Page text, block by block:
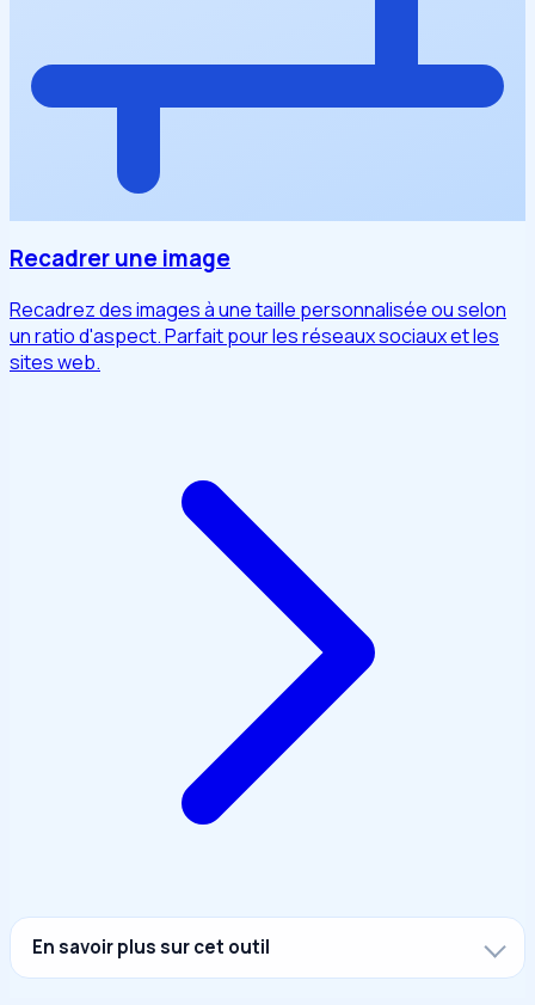
Recadrer une image
Recadrez des images à une taille personnalisée ou selon
un ratio d'aspect. Parfait pour les réseaux sociaux et les
sites web.
En savoir plus sur cet outil